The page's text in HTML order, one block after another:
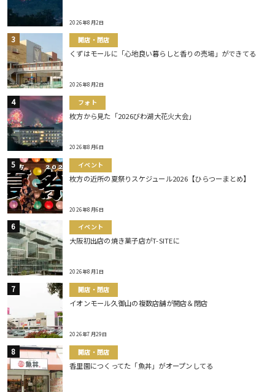
2026年8月2日
開店・閉店
くずはモールに「心地良い暮らしと香りの売場」ができてる
2026年8月2日
フォト
枚方から見た「2026びわ湖大花火大会」
2026年8月6日
イベント
枚方の近所の夏祭りスケジュール2026【ひらつーまとめ】
2026年8月6日
イベント
大阪初出店の焼き菓子店がT-SITEに
2026年8月1日
開店・閉店
イオンモール久御山の複数店舗が開店＆閉店
2026年7月29日
開店・閉店
香里園につくってた「魚丼」がオープンしてる